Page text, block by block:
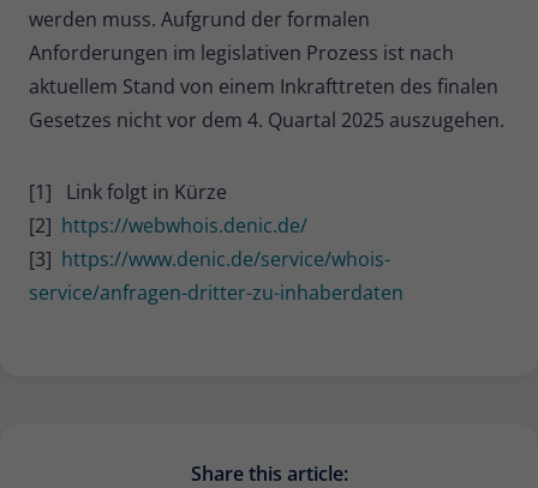
werden muss. Aufgrund der formalen
Anforderungen im legislativen Prozess ist nach
aktuellem Stand von einem Inkrafttreten des finalen
Gesetzes nicht vor dem 4. Quartal 2025 auszugehen.
[1] Link folgt in Kürze
[2] https://webwhois.denic.de/
[3] https://www.denic.de/service/whois-
service/anfragen-dritter-zu-inhaberdaten
Share this article: